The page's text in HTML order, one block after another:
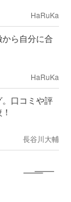
HaRuKa
ら自分に合
HaRuKa
口コミや評
長谷川大輔